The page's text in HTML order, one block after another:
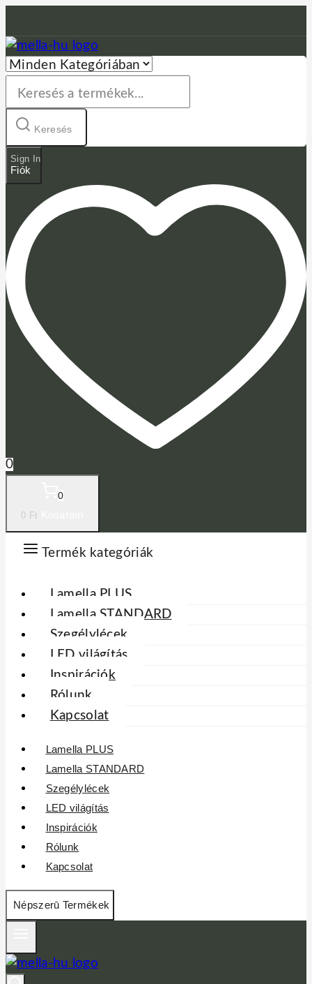
to
content
Keresés
Sign In
Fiók
0
0
0 Ft
Termék kategóriák
Lamella PLUS
Lamella STANDARD
Szegélylécek
LED világítás
Inspirációk
Rólunk
Kapcsolat
Lamella PLUS
Lamella STANDARD
Szegélylécek
LED világítás
Inspirációk
Rólunk
Kapcsolat
Népszerū Termékek